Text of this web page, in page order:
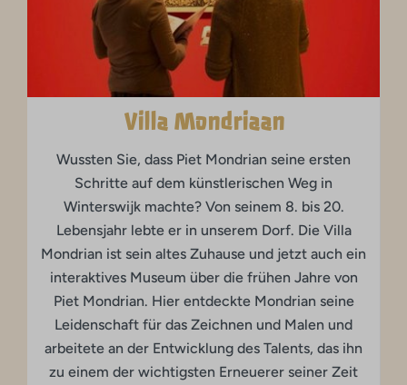
Villa Mondriaan
Wussten Sie, dass Piet Mondrian seine ersten
Schritte auf dem künstlerischen Weg in
Winterswijk machte? Von seinem 8. bis 20.
Lebensjahr lebte er in unserem Dorf. Die Villa
Mondrian ist sein altes Zuhause und jetzt auch ein
interaktives Museum über die frühen Jahre von
Piet Mondrian. Hier entdeckte Mondrian seine
Leidenschaft für das Zeichnen und Malen und
arbeitete an der Entwicklung des Talents, das ihn
zu einem der wichtigsten Erneuerer seiner Zeit